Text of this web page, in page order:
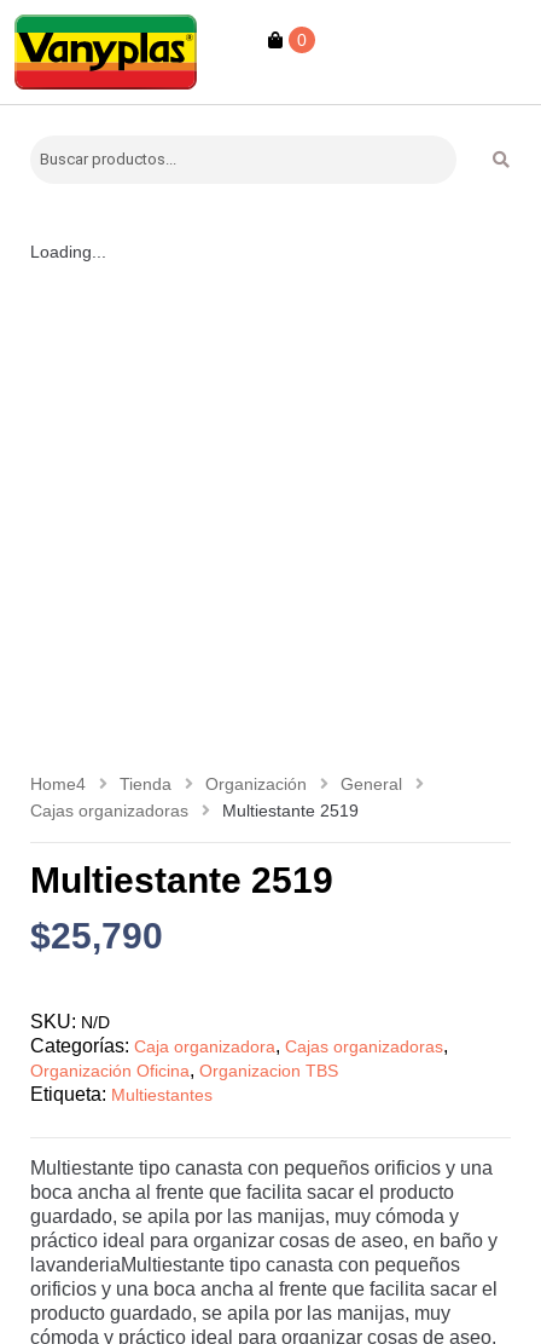
0
Loading...
Home4 Tienda Organización
General
Cajas organizadoras
Multiestante 2519
Multiestante 2519
$25,790
SKU: N/D
Categorías: Caja organizadora, Cajas organizadoras,
Organización Oficina, Organizacion TBS
Etiqueta: Multiestantes
Multiestante tipo canasta con pequeños orificios y una
boca ancha al frente que facilita sacar el producto
guardado, se apila por las manijas, muy cómoda y
práctico ideal para organizar cosas de aseo, en baño y
lavanderiaMultiestante tipo canasta con pequeños
orificios y una boca ancha al frente que facilita sacar el
producto guardado, se apila por las manijas, muy
cómoda y práctico ideal para organizar cosas de aseo,